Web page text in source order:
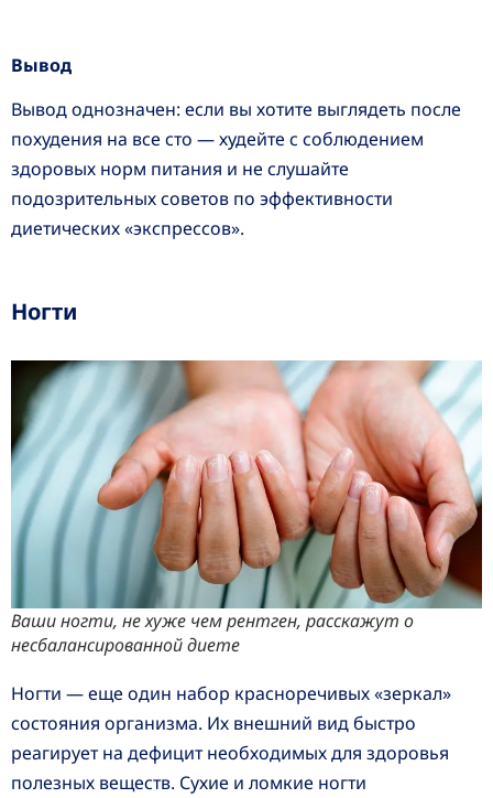
Вывод
Вывод однозначен: если вы хотите выглядеть после
похудения на все сто — худейте с соблюдением
здоровых норм питания и не слушайте
подозрительных советов по эффективности
диетических «экспрессов».
Ногти
Ваши ногти, не хуже чем рентген, расскажут о
несбалансированной диете
Ногти — еще один набор красноречивых «зеркал»
состояния организма. Их внешний вид быстро
реагирует на дефицит необходимых для здоровья
полезных веществ. Сухие и ломкие ногти